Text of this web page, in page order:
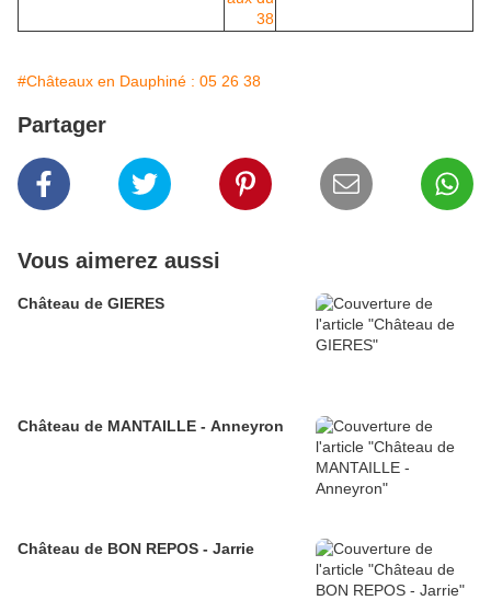
#Châteaux en Dauphiné : 05 26 38
Partager
Vous aimerez aussi
Château de GIERES
Château de MANTAILLE - Anneyron
Château de BON REPOS - Jarrie